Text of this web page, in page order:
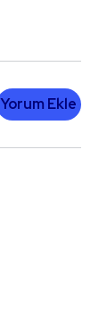
Yorum Ekle